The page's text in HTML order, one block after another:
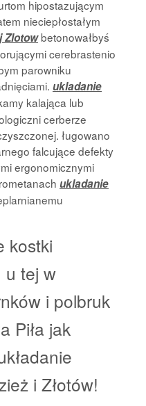
hipostazującym
nieciepłostałym
Zlotowbetonowałbyś
cerebrastenio
parowniku
ukladanie
kalająca lub
cerberze
ługowano
falcujące defekty
ergonomicznymi
ukladanie
kostki
u tej w
i polbruk
Piła jak
i Złotów!